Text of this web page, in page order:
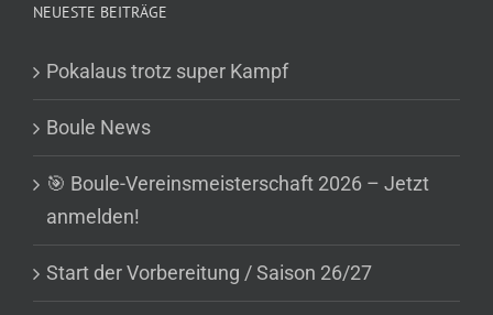
NEUESTE BEITRÄGE
Pokalaus trotz super Kampf
Boule News
🎯 Boule-Vereinsmeisterschaft 2026 – Jetzt
anmelden!
Start der Vorbereitung / Saison 26/27